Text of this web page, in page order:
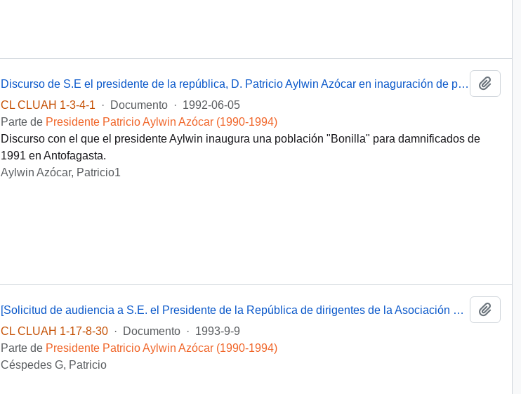
Discurso de S.E el presidente de la república, D. Patricio Aylwin Azócar en inaguración de población Bonilla, para damnificados de 1991
CL CLUAH 1-3-4-1
· Documento · 1992-06-05
Parte de Presidente Patricio Aylwin Azócar (1990-1994)
Discurso con el que el presidente Aylwin inaugura una población "Bonilla" para damnificados de
1991 en Antofagasta.
Aylwin Azócar, Patricio1
[Solicitud de audiencia a S.E. el Presidente de la República de dirigentes de la Asociación Gremial Minera de Antofagasta].
CL CLUAH 1-17-8-30
· Documento · 1993-9-9
Parte de Presidente Patricio Aylwin Azócar (1990-1994)
Céspedes G, Patricio